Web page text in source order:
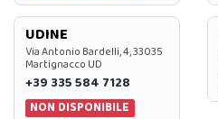
UDINE
Via Antonio Bardelli, 4, 33035
Martignacco UD
+39 335 584 7128
NON DISPONIBILE